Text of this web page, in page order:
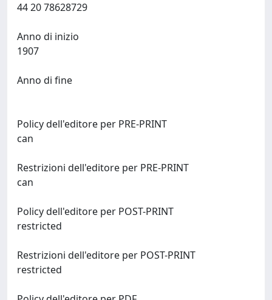
Anno di inizio
Anno di fine
Policy dell'editore per PRE-PRINT
Restrizioni dell'editore per PRE-PRINT
Policy dell'editore per POST-PRINT
Restrizioni dell'editore per POST-PRINT